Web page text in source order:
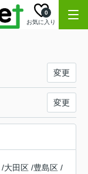
お気に入り
0
変更
変更
/大田区 /豊島区 /